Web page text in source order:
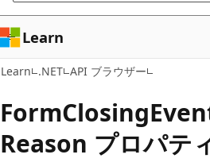
キ
ッ
プ
ン
に
ス
キ
プ
Learn
Learn .NET API ブラウザー
FormClosing
Reason プロパテ